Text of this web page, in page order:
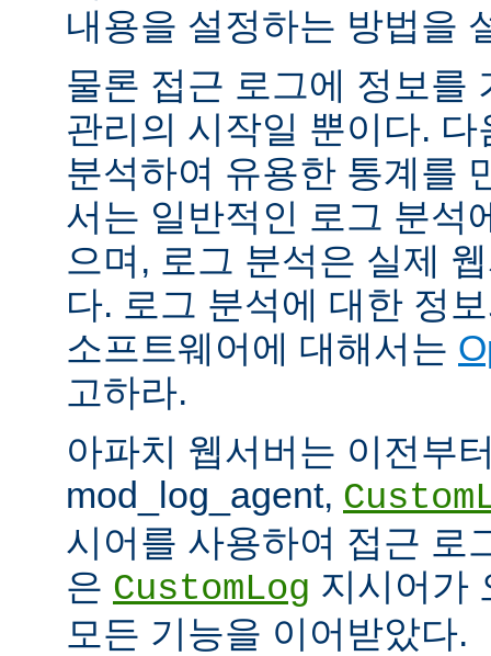
내용을 설정하는 방법을
물론 접근 로그에 정보를
관리의 시작일 뿐이다.
분석하여 유용한 통계를
서는 일반적인 로그 분석
으며, 로그 분석은 실제
다. 로그 분석에 대한 정
소프트웨어에 대해서는
고하라.
아파치 웹서버는 이전부
mod_log_agent,
시어를 사용하여 접근 로
은 CustomLog 지시어가
모든 기능을 이어받았다.